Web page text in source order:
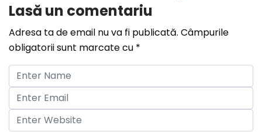
Lasă un comentariu
Adresa ta de email nu va fi publicată. Câmpurile
obligatorii sunt marcate cu *